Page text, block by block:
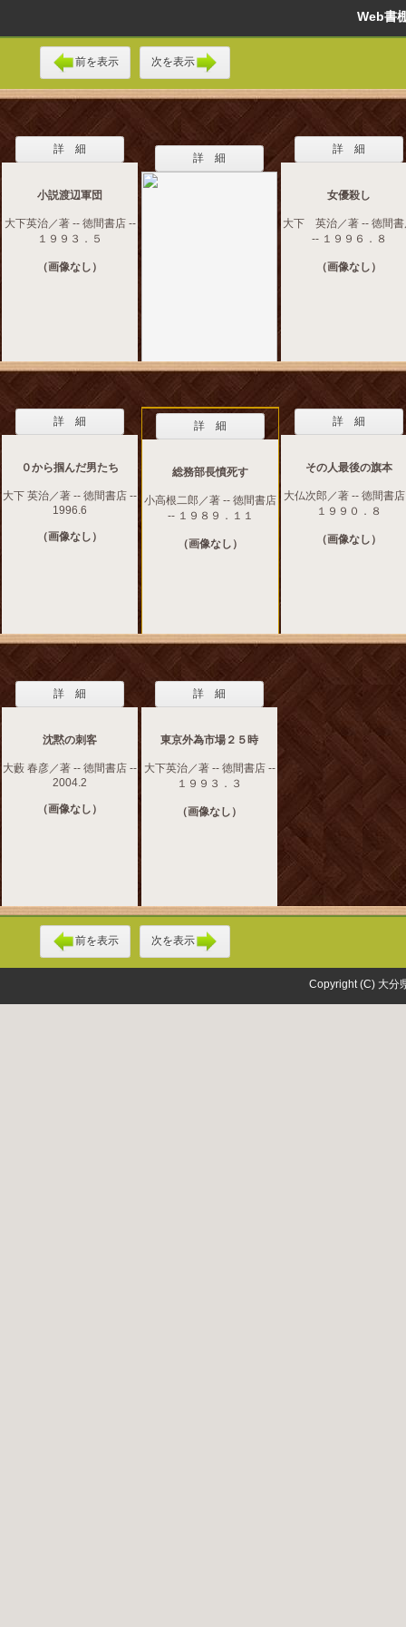
Web
前を表示 次を表示
詳 細
小説渡辺軍団
大下英治／著 -- 徳間書店 --
１９９３．５
（画像なし）
詳 細
詳 細
女優殺し
大下 英治／著 -- 徳間書
-- １９９６．８
（画像なし）
詳 細
０から掴んだ男たち
大下 英治／著 -- 徳間書店 --
1996.6
（画像なし）
詳 細
総務部長憤死す
小高根二郎／著 -- 徳間書店
-- １９８９．１１
（画像なし）
詳 細
その人最後の旗本
大仏次郎／著 -- 徳間書
１９９０．８
（画像なし）
詳 細
沈黙の刺客
大藪 春彦／著 -- 徳間書店 --
2004.2
（画像なし）
詳 細
東京外為市場２５時
大下英治／著 -- 徳間書店 --
１９９３．３
（画像なし）
前を表示 次を表示
Copyright (C) 大分